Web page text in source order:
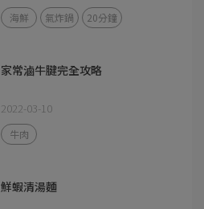
海鮮 氣炸鍋 20分鐘
家常滷牛腱完全攻略
2022-03-10
牛肉
鮮蝦清湯麵